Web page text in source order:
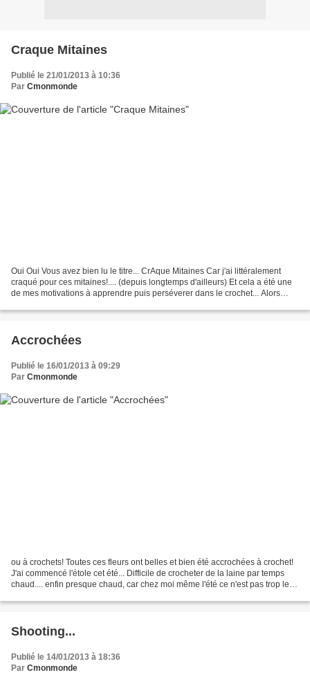
Craque Mitaines
Publié le 21/01/2013 à 10:36
Par Cmonmonde
Oui Oui Vous avez bien lu le titre... CrAque Mitaines Car j'ai littéralement
craqué pour ces mitaines!.... (depuis longtemps d'ailleurs) Et cela a été une
de mes motivations à apprendre puis perséverer dans le crochet... Alors
Accrochées
Publié le 16/01/2013 à 09:29
Par Cmonmonde
ou à crochets! Toutes ces fleurs ont belles et bien été accrochées à crochet!
J'ai commencé l'étole cet été... Difficile de crocheter de la laine par temps
chaud.... enfin presque chaud, car chez moi même l'été ce n'est pas trop les
Shooting...
Publié le 14/01/2013 à 18:36
Par Cmonmonde